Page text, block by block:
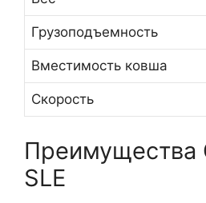
Грузоподъемность
Вместимость ковша
Скорость
Преимущества
SLE